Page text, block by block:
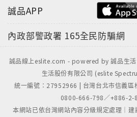
誠品APP
內政部警政署 165全民防騙網
誠品線上eslite.com - powered by 誠品生
生活股份有限公司 (eslite
統一編號：27952966 | 台灣台北市信義區
0800-666-798／+886-2-
本網站已依台灣網站內容分級規定處理｜